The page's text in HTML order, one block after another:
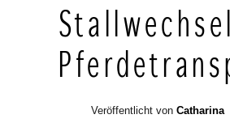
Veröffentlicht von Catharina